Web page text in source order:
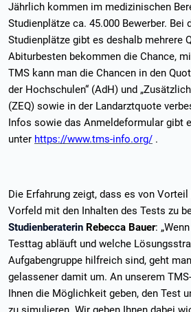
Jährlich kommen im medizinischen
Studienplätze ca. 45.000 Bewerber. Bei
Studienplätze gibt es deshalb mehrere
Abiturbesten bekommen die Chance,
TMS kann man die Chancen in den
der Hochschulen“ (AdH) und
(ZEQ) sowie in der Landarztquote
Infos sowie das Anmeldeformular gibt
unter https://www.tms-info.org/ .
Die Erfahrung zeigt, dass es von
Vorfeld mit den Inhalten des Tests zu
Studienberaterin Rebecca Bauer:
Testtag abläuft und welche
Aufgabengruppe hilfreich sind, geht
gelassener damit um. An unserem
Ihnen die Möglichkeit geben, den Test